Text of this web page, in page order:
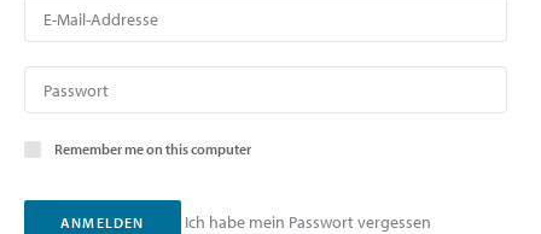
Remember me on this computer
Ich habe mein Passwort vergessen